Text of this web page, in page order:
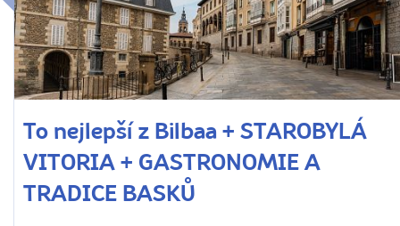
To nejlepší z Bilbaa + STAROBYLÁ
VITORIA + GASTRONOMIE A
TRADICE BASKŮ